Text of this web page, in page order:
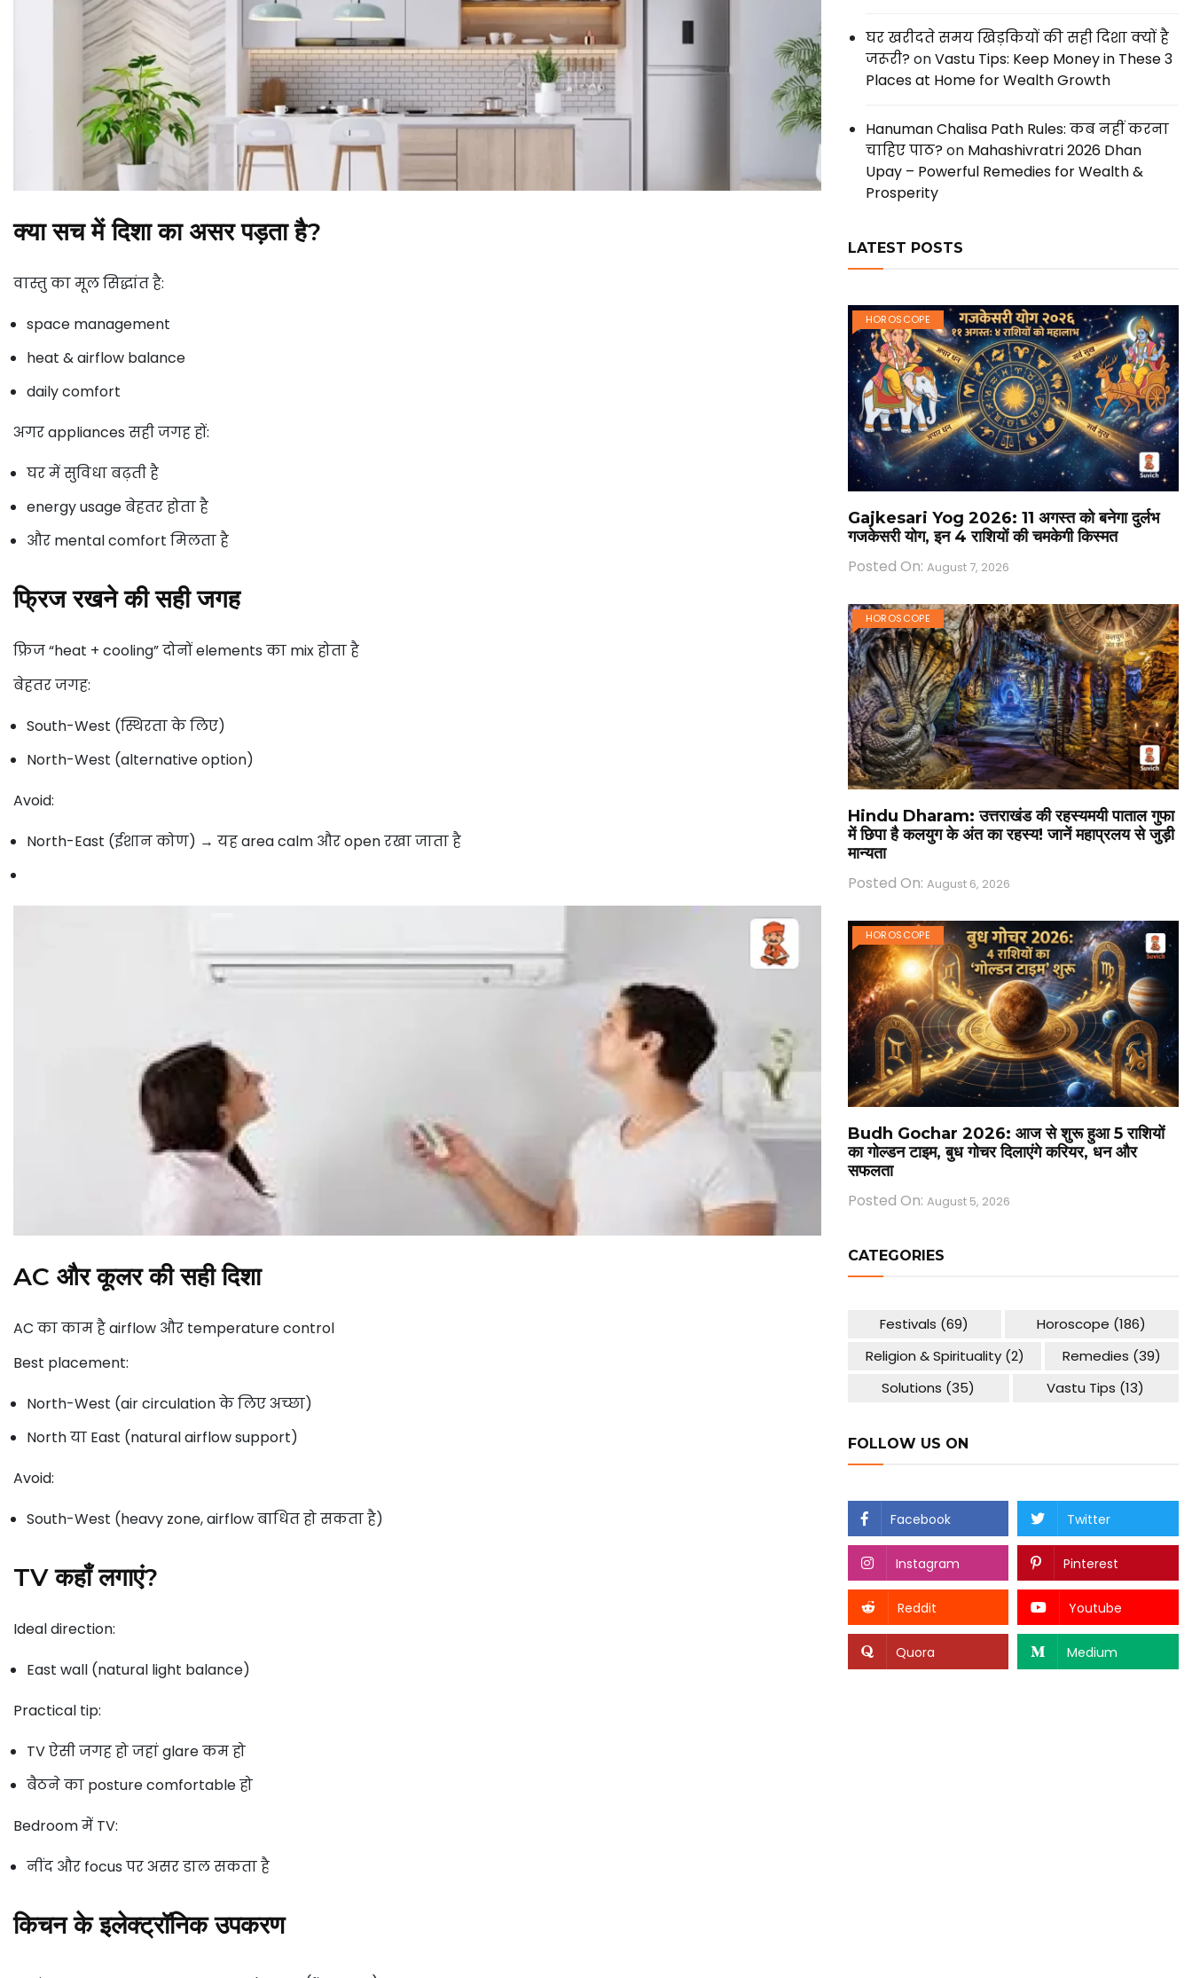
क्या सच में दिशा का असर पड़ता है?
वास्तु का मूल सिद्धांत है:
space management
heat & airflow balance
daily comfort
अगर appliances सही जगह हों:
घर में सुविधा बढ़ती है
energy usage बेहतर होता है
और mental comfort मिलता है
फ्रिज रखने की सही जगह
फ्रिज “heat + cooling” दोनों elements का mix होता है
बेहतर जगह:
South-West (स्थिरता के लिए)
North-West (alternative option)
Avoid:
North-East (ईशान कोण) → यह area calm और open रखा जाता है
AC और कूलर की सही दिशा
AC का काम है airflow और temperature control
Best placement:
North-West (air circulation के लिए अच्छा)
North या East (natural airflow support)
Avoid:
South-West (heavy zone, airflow बाधित हो सकता है)
TV कहाँ लगाएं?
Ideal direction:
East wall (natural light balance)
Practical tip:
TV ऐसी जगह हो जहां glare कम हो
बैठने का posture comfortable हो
Bedroom में TV:
नींद और focus पर असर डाल सकता है
किचन के इलेक्ट्रॉनिक उपकरण
घर खरीदते समय खिड़कियों की सही दिशा क्यों है
जरूरी?onVastu Tips: Keep Money in These 3
Places at Home for Wealth Growth
Hanuman Chalisa Path Rules: कब नहीं करना
चाहिए पाठ?on Mahashivratri 2026 Dhan
Upay – Powerful Remedies for Wealth &
Prosperity
LATEST POSTS
HOROSCOPE
Gajkesari Yog 2026: 11 अगस्त को बनेगा दुर्लभ
गजकेसरी योग, इन 4 राशियों की चमकेगी किस्मत
Posted On: August 7, 2026
HOROSCOPE
Hindu Dharam: उत्तराखंड की रहस्यमयी पाताल गुफा
में छिपा है कलयुग के अंत का रहस्य! जानें महाप्रलय से जुड़ी
मान्यता
Posted On: August 6, 2026
HOROSCOPE
Budh Gochar 2026: आज से शुरू हुआ 5 राशियों
का गोल्डन टाइम, बुध गोचर दिलाएंगे करियर, धन और
सफलता
Posted On: August 5, 2026
CATEGORIES
Festivals (69) Horoscope (186)
Religion & Spirituality(2) Remedies (39)
Solutions (35) Vastu Tips (13)
FOLLOW US ON
Facebook Twitter
Instagram Pinterest
Reddit Youtube
Quora Medium